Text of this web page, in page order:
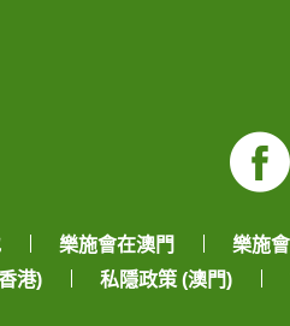
樂施會在澳門 樂施
港)
私隱政策 (澳門)